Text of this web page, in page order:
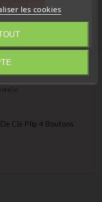
Clé Plip 4 Boutons
les cookies